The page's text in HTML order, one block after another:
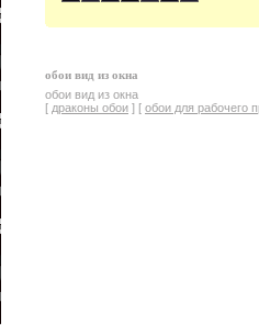
обои вид из окна
обои вид из окна
[ драконы обои ] [ обои для рабочего